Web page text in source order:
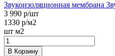
Звукоизоляционная мембрана
3 990 р/шт
1330 р/м2
шт м2
В Корзину